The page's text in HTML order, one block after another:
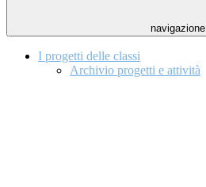
navigazione
I progetti delle classi
Archivio progetti e attività